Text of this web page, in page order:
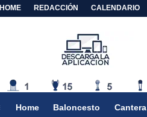
HOME REDACCIÓN CALENDARIO
Home Baloncesto Cantera